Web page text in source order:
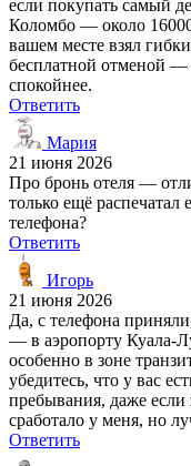
если покупать самый
Коломбо — около
вашем месте взял
бесплатной отменой
спокойнее.
Ответить
Мария
21 июня 2026
Про бронь отеля —
только ещё
телефона?
Ответить
Игорь
21 июня 2026
Да, с телефона
— в аэропорту Куала-
особенно в зоне
убедитесь, что у вас
пребывания, даже если
сработало у меня, но
Ответить